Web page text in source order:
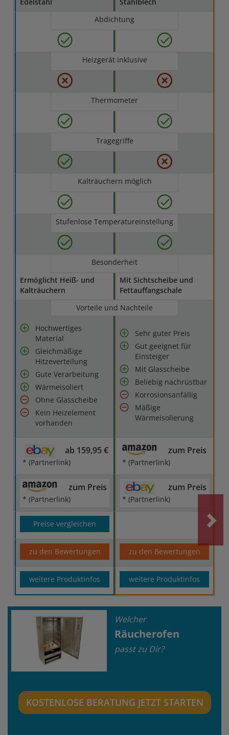
Abdichtung
Heizgerät inklusive
Thermometer
Tragegriffe
Kalträuchern möglich
Stufenlose Temperatureinstellung
Besonderheit
Ermöglicht Heiß- und
Kalträuchern
Mit Sichtscheibe und
Fettauffangschale
Vorteile und Nachteile
Hochwertiges
Material
Gleichmäßige
Hitzeverteilung
Gute Verarbeitung
Wärmeisoliert
Ohne Glasscheibe
Kein Heizelement
vorhanden
Sehr guter Preis
Gut geeignet für
Einsteiger
Mit Glasscheibe
Beliebig nachrüstbar
Korrosionsanfällig
Mäßige
Wärmeisolierung
ab 159,95 €
* (Partnerlink)
zum Preis
* (Partnerlink)
zum Preis
* (Partnerlink)
zum Preis
* (Partnerlink)
Preise vergleichen
zu den Bewertungen zu den Bewertungen
weitere Produktinfos weitere Produktinfos
Welcher
Räucherofen
passt zu Dir?
KOSTENLOSE BERATUNG JETZT STARTEN